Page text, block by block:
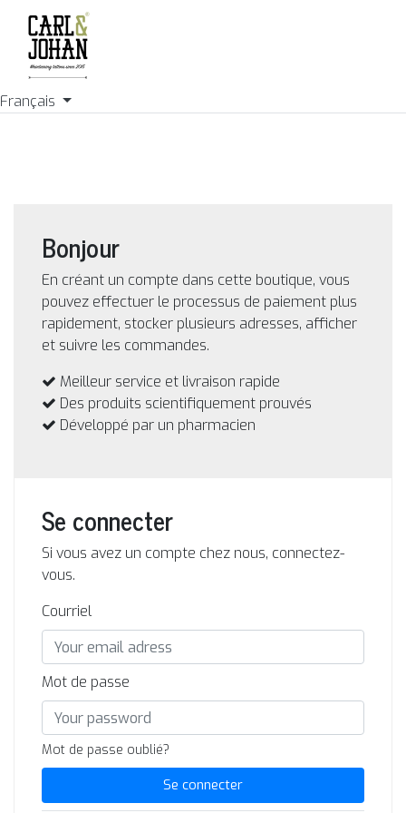
Français
Bonjour
En créant un compte dans cette boutique, vous
pouvez effectuer le processus de paiement plus
rapidement, stocker plusieurs adresses, afficher
et suivre les commandes.
Meilleur service et livraison rapide
Des produits scientifiquement prouvés
Développé par un pharmacien
Se connecter
Si vous avez un compte chez nous, connectez-
vous.
Courriel
Mot de passe
Mot de passe oublié?
Se connecter